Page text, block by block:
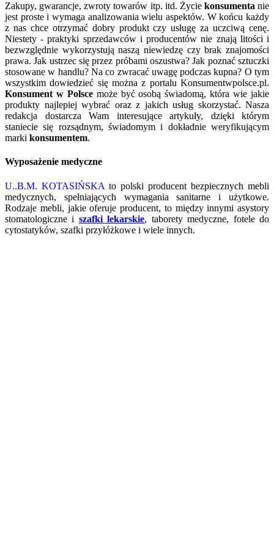
Zakupy, gwarancje, zwroty towarów itp. itd. Życie konsumenta nie
jest proste i wymaga analizowania wielu aspektów. W końcu każdy
z nas chce otrzymać dobry produkt czy usługę za uczciwą cenę.
Niestety - praktyki sprzedawców i producentów nie znają litości i
bezwzględnie wykorzystują naszą niewiedzę czy brak znajomości
prawa. Jak ustrzec się przez próbami oszustwa? Jak poznać sztuczki
stosowane w handlu? Na co zwracać uwagę podczas kupna? O tym
wszystkim dowiedzieć się można z portalu Konsumentwpolsce.pl.
Konsument w Polscemoże być osobą świadomą, która wie jakie
produkty najlepiej wybrać oraz z jakich usług skorzystać. Nasza
redakcja dostarcza Wam interesujące artykuły, dzięki którym
staniecie się rozsądnym, świadomym i dokładnie weryfikującym
marki konsumentem.
Wyposażenie medyczne
U..B.M. KOTASIŃSKA to polski producent bezpiecznych mebli
medycznych, spełniających wymagania sanitarne i użytkowe.
Rodzaje mebli, jakie oferuje producent, to między innymi asystory
stomatologiczne i szafki lekarskie, taborety medyczne, fotele do
cytostatyków, szafki przyłóżkowe i wiele innych.